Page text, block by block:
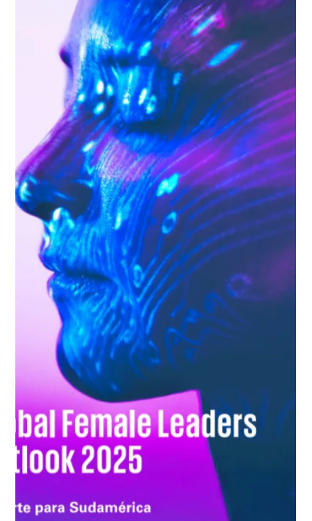
Escenario macro - Uruguay 14 de septiembre de 2025
Continúan los recortes en la tasa de política monetaria ▶
Mantuvimos nuestro pronóstico de inflación para fin de
2025 en 3,6% y nuestro pronóstico de tipo de cambio en
40,5 UYU/USD para fin de 2025, ayudados por un dólar global
más débil. ▶ Nuestra previsión de crecimiento del PIB para
2025 se mantiene en 2,3% a pesar de las señales de una
actividad más débil en el margen. BCU sorprende con un
recorte mayor en octubre El